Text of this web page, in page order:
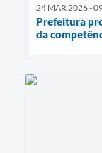
24 MAR 2026 -
Prefeitura
da